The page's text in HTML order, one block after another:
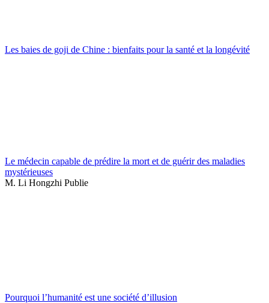
Les baies de goji de Chine : bienfaits pour la santé et la longévité
Le médecin capable de prédire la mort et de guérir des maladies
mystérieuses
M. Li Hongzhi Publie
Pourquoi l’humanité est une société d’illusion